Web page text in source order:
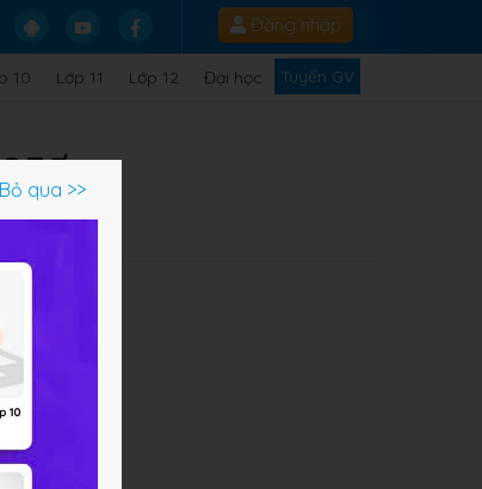
Đăng nhập
10 Lớp 11 Lớp 12 Đại học Tuyển GV
Bỏ qua >>